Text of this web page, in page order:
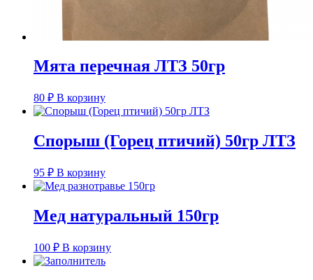
Мята перечная ЛТЗ 50гр
80 ₽ В корзину
Спорыш (Горец птичий) 50гр ЛТЗ
95 ₽ В корзину
Мед натуральный 150гр
100 ₽ В корзину